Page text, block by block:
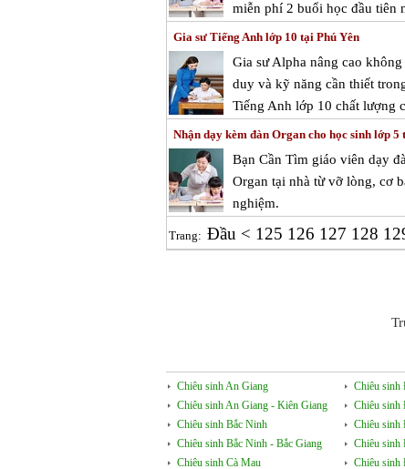
miễn phí 2 buổi học đầu tiên
Gia sư Tiếng Anh lớp 10 tại Phú Yên
Gia sư Alpha nâng cao
duy và kỹ năng cần thiết
Tiếng Anh lớp 10 chất lượng
Nhận dạy kèm đàn Organ cho học sinh lớp 5
Bạn Cần Tìm giáo viên dạy
Organ tại nhà từ vỡ lòng, cơ
nghiệm.
Trang: Đầu < 125 126 127 128
Chiêu sinh An Giang
Chiêu sinh An Giang - Kiên Giang
Chiêu sinh Bắc Ninh
Chiêu sinh Bắc Ninh - Bắc Giang
Chiêu sinh Cà Mau
Chiêu sinh
Chiêu sinh
Chiêu sinh
Chiêu
Chiêu sinh